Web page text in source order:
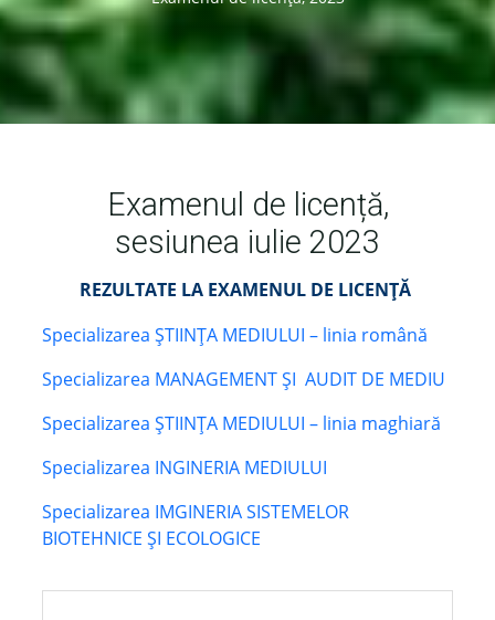
Examenul de licență,
sesiunea iulie 2023
REZULTATE LA EXAMENUL DE LICENŢĂ
Specializarea ȘTIINȚA MEDIULUI – linia română
Specializarea MANAGEMENT ȘI AUDIT DE MEDIU
Specializarea ȘTIINȚA MEDIULUI – linia maghiară
Specializarea INGINERIA MEDIULUI
Specializarea IMGINERIA SISTEMELOR
BIOTEHNICE ȘI ECOLOGICE